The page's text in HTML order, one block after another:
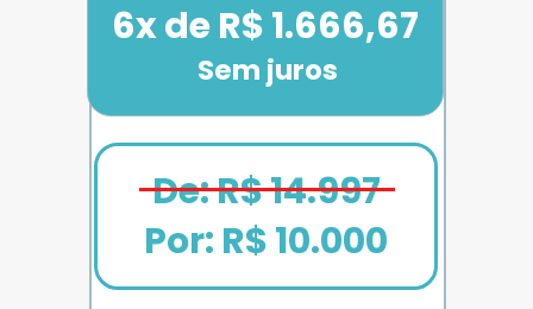
6x de R$ 1.666,67
Sem juros
De: R$ 14.997
Por: R$ 10.000